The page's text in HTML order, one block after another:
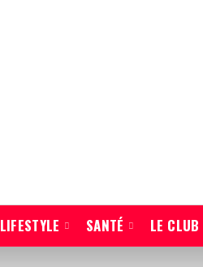
LIFESTYLE SANTÉ LE CLUB